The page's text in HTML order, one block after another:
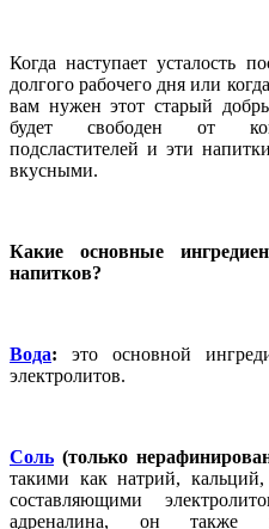
Когда наступает усталость
долгого рабочего дня или
вам нужен этот старый
будет свободен от
подсластителей и эти
вкусными.
Какие основные
напитков?
Вода: это основной
электролитов.
Соль (только
такими как натрий,
составляющими
адреналина, он